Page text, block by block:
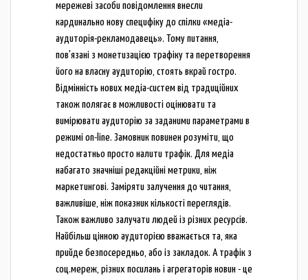
мережеві засоби повідомлення внесли
кардинально нову специфіку до спілки «медіа-
аудиторія-рекламодавець». Тому питання,
пов'язані з монетизацією трафіку та перетворення
його на власну аудиторію, стоять вкрай гостро.
Відмінність нових медіа-систем від традиційних
також полягає в можливості оцінювати та
вимірювати аудиторію за заданими параметрами в
режимі on-line. Замовник повинен розуміти, що
недостатньо просто налити трафік. Для медіа
набагато значніші редакційні метрики, ніж
маркетингові. Заміряти залучення до читання,
важливіше, ніж показник кількості переглядів.
Також важливо залучати людей із різних ресурсів.
Найбільш цінною аудиторією вважається та, яка
прийде безпосередньо, або із закладок. А трафік з
соц.мереж, різних посилань і агрегаторів новин - це